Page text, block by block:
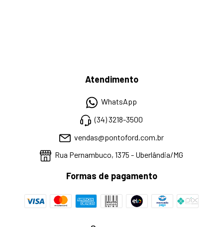
Atendimento
WhatsApp
(34) 3218-3500
vendas@pontoford.com.br
Rua Pernambuco, 1375 - Uberlândia/MG
Formas de pagamento